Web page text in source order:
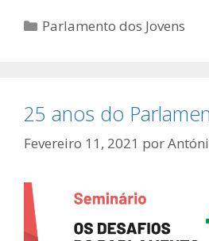
Categorias
Parlamento dos Jovens
25 anos do
Fevereiro 11, 2021 por